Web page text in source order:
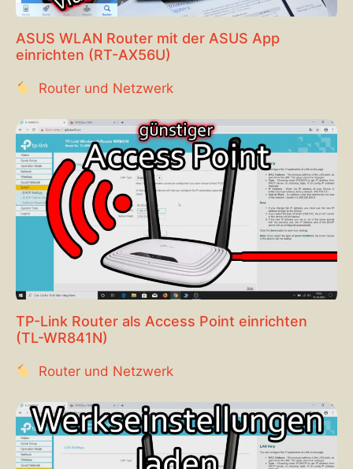
ASUS WLAN Router mit der ASUS App
einrichten (RT-AX56U)
Router und Netzwerk
TP-Link Router als Access Point einrichten
(TL-WR841N)
Router und Netzwerk